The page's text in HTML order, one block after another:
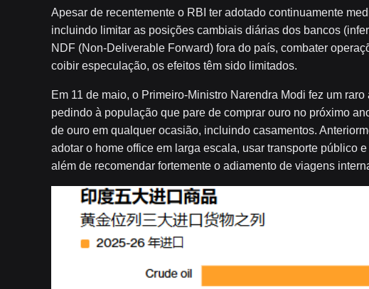
Apesar de recentemente o RBI ter adotado continuamente
incluindo limitar as posições cambiais diárias dos bancos
NDF (Non-Deliverable Forward) fora do país, combater
coibir especulação, os efeitos têm sido limitados.
Em 11 de maio, o Primeiro-Ministro Narendra Modi fez um
pedindo à população que pare de comprar ouro no próximo
de ouro em qualquer ocasião, incluindo casamentos.
adotar o home office em larga escala, usar transporte público
além de recomendar fortemente o adiamento de viagens